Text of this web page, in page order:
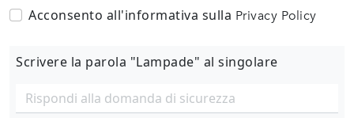
Acconsento all'informativa sulla Privacy Policy
Scrivere la parola "Lampade" al singolare